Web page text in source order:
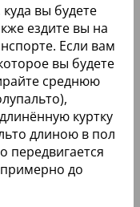
вы будете
ездите вы на
Если вам
вы будете
среднюю
куртку
длиною в пол
передвигается
до